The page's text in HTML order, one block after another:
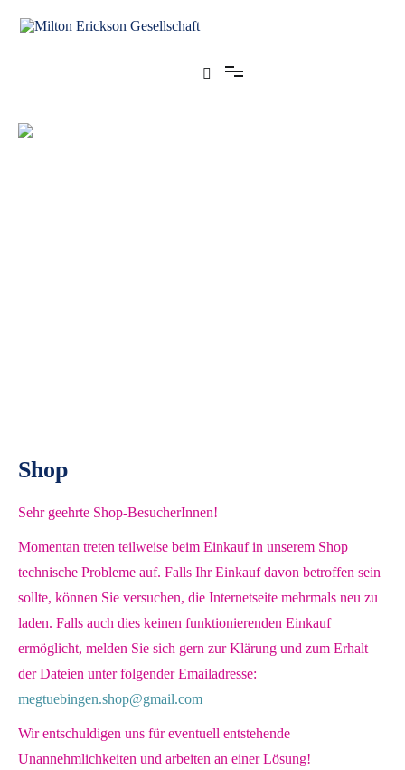
Shop
Sehr geehrte Shop-BesucherInnen!
Momentan treten teilweise beim Einkauf in unserem Shop
technische Probleme auf. Falls Ihr Einkauf davon betroffen sein
sollte, können Sie versuchen, die Internetseite mehrmals neu zu
laden. Falls auch dies keinen funktionierenden Einkauf
ermöglicht, melden Sie sich gern zur Klärung und zum Erhalt
der Dateien unter folgender Emailadresse:
megtuebingen.shop@gmail.com
Wir entschuldigen uns für eventuell entstehende
Unannehmlichkeiten und arbeiten an einer Lösung!